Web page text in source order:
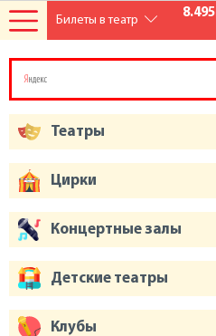
Театры
Цирки
Концертные залы
Детские театры
Клубы
Билеты в театр